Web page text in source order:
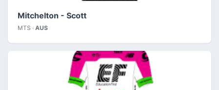
Mitchelton - Scott
MTS · AUS